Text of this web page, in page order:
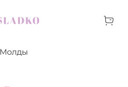
Молды